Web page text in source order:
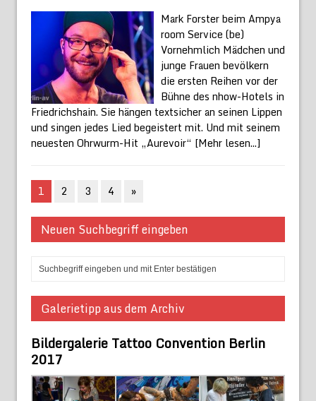
Mark Forster beim Ampya
room Service (be)
Vornehmlich Mädchen und
junge Frauen bevölkern
die ersten Reihen vor der
Bühne des nhow-Hotels in
Friedrichshain. Sie hängen textsicher an seinen Lippen
und singen jedes Lied begeistert mit. Und mit seinem
neuesten Ohrwurm-Hit „Aurevoir“ [Mehr lesen...]
1 2 3 4 »
Neuen Suchbegriff eingeben
Galerietipp aus dem Archiv
Bildergalerie Tattoo Convention Berlin
2017